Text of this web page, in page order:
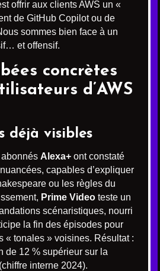
offrir aux clients AWS un «
de GitHub Copilot ou de
sommes bien face à un
et offensif.
concrètes
d’AWS
déjà visibles
Alexa+ ont constaté
capables d’expliquer
ou les règles du
Prime Video teste un
scénaristiques, nourri
la fin des épisodes pour
« tonales » voisines. Résultat :
de 12 % supérieur sur la
interne 2024).